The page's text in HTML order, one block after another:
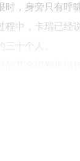
时，身旁只有呼
程中，卡瑞已经
三十个人。